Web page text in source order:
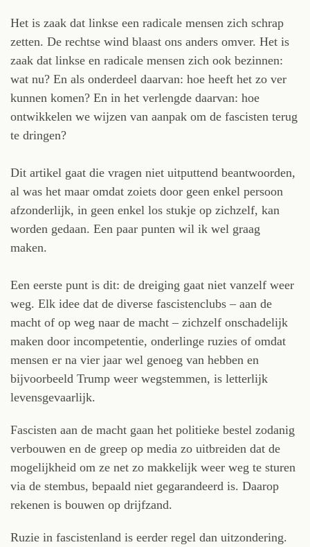
Het is zaak dat linkse een radicale mensen zich schrap
zetten. De rechtse wind blaast ons anders omver. Het is
zaak dat linkse en radicale mensen zich ook bezinnen:
wat nu? En als onderdeel daarvan: hoe heeft het zo ver
kunnen komen? En in het verlengde daarvan: hoe
ontwikkelen we wijzen van aanpak om de fascisten terug
te dringen?
Dit artikel gaat die vragen niet uitputtend beantwoorden,
al was het maar omdat zoiets door geen enkel persoon
afzonderlijk, in geen enkel los stukje op zichzelf, kan
worden gedaan. Een paar punten wil ik wel graag
maken.
Een eerste punt is dit: de dreiging gaat niet vanzelf weer
weg. Elk idee dat de diverse fascistenclubs – aan de
macht of op weg naar de macht – zichzelf onschadelijk
maken door incompetentie, onderlinge ruzies of omdat
mensen er na vier jaar wel genoeg van hebben en
bijvoorbeeld Trump weer wegstemmen, is letterlijk
levensgevaarlijk.
Fascisten aan de macht gaan het politieke bestel zodanig
verbouwen en de greep op media zo uitbreiden dat de
mogelijkheid om ze net zo makkelijk weer weg te sturen
via de stembus, bepaald niet gegarandeerd is. Daarop
rekenen is bouwen op drijfzand.
Ruzie in fascistenland is eerder regel dan uitzondering.